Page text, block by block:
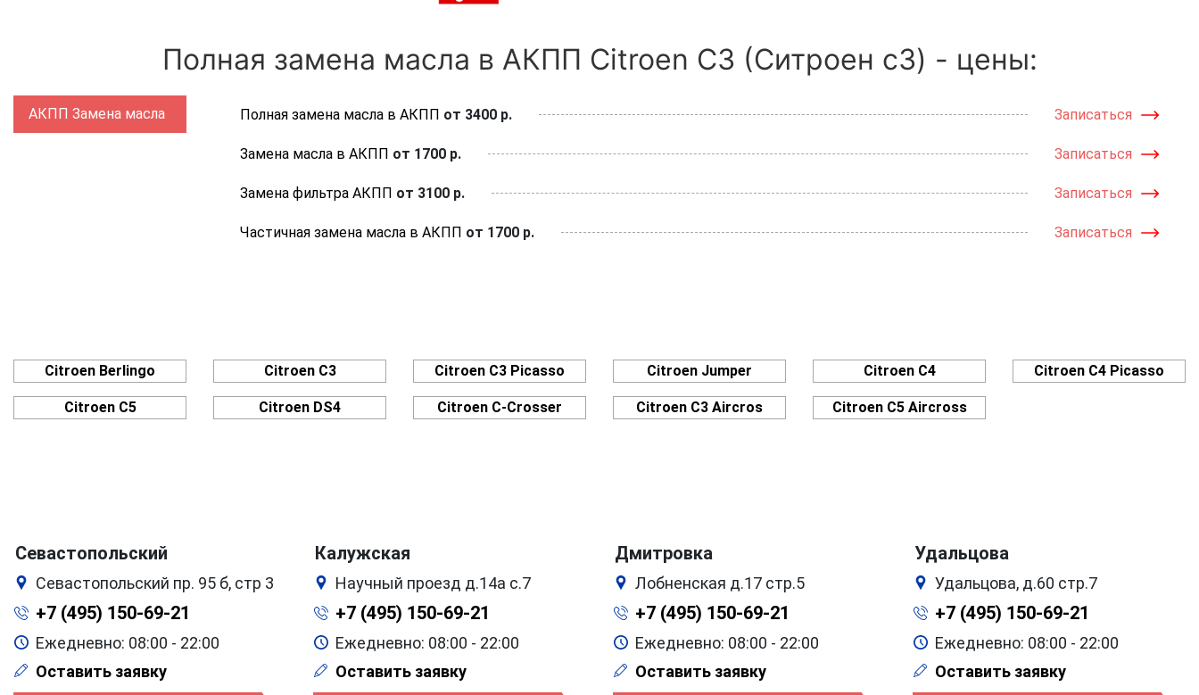
Полная замена масла в АКПП Citroen C3 (Ситроен с3) - цены:
АКПП Замена масла Полная замена масла в АКПП от 3400 р. Записаться
Замена масла в АКПП от 1700 р. Записаться
Замена фильтра АКПП от 3100 р. Записаться
Частичная замена масла в АКПП от 1700 р. Записаться
Citroen Berlingo Citroen C3 Citroen C3 Picasso Citroen Jumper Citroen C4 Citroen C4 Picasso
Citroen C5 Citroen DS4 Citroen C-Crosser Citroen C3 Aircros Citroen C5 Aircross
Севастопольский
Севастопольский пр. 95 б, стр 3
+7 (495) 150-69-21
Ежедневно: 08:00 - 22:00
Оставить заявку
Калужская
Научный проезд д.14а с.7
+7 (495) 150-69-21
Ежедневно: 08:00 - 22:00
Оставить заявку
Дмитровка
Лобненская д.17 стр.5
+7 (495) 150-69-21
Ежедневно: 08:00 - 22:00
Оставить заявку
Удальцова
Удальцова, д.60 стр.7
+7 (495) 150-69-21
Ежедневно: 08:00 - 22:00
Оставить заявку